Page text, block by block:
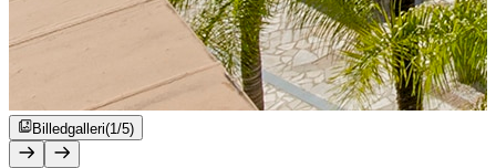
Billedgalleri(1/5)